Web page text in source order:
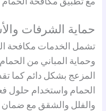
حماية الشرفات
تشمل الخدمات مكافحة
وحماية المباني من
المزعج بشكل دائم كما
الحمام واستخدام حلول
والفلل والشقق مع ضمان